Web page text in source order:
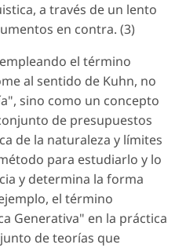
a través de un lento
en contra. (3)
el término
al sentido de Kuhn, no
sino como un concepto
de presupuestos
de la naturaleza y límites
para estudiarlo y lo
y determina la forma
el término
Generativa" en la práctica
de teorías que